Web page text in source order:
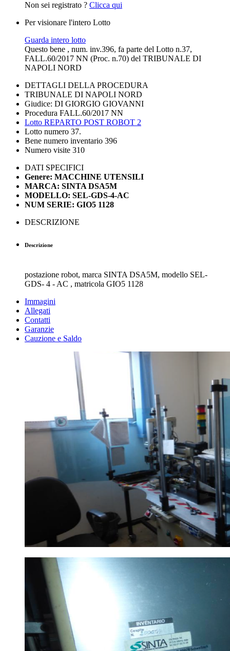
Non sei registrato ? Clicca qui
Per visionare l'intero Lotto
Guarda intero lotto
Questo bene , num. inv.396, fa parte del Lotto n.37,
FALL.60/2017 NN (Proc. n.70) del TRIBUNALE DI
NAPOLI NORD
DETTAGLI DELLA PROCEDURA
TRIBUNALE DI NAPOLI NORD
Giudice: DI GIORGIO GIOVANNI
Procedura FALL.60/2017 NN
Lotto REPARTO POST ROBOT 2
Lotto numero 37.
Bene numero inventario 396
Numero visite 310
DATI SPECIFICI
Genere: MACCHINE UTENSILI
MARCA: SINTA DSA5M
MODELLO: SEL-GDS-4-AC
NUM SERIE: GIO5 1128
DESCRIZIONE
Descrizione
postazione robot, marca SINTA DSA5M, modello SEL-
GDS- 4 - AC , matricola GIO5 1128
Immagini
Allegati
Contatti
Garanzie
Cauzione e Saldo